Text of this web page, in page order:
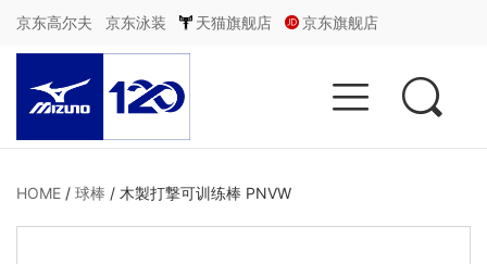
京东高尔夫 京东泳装 天猫旗舰店 京东旗舰店
 
HOME / 球棒 / 木製打撃可训练棒 PNVW